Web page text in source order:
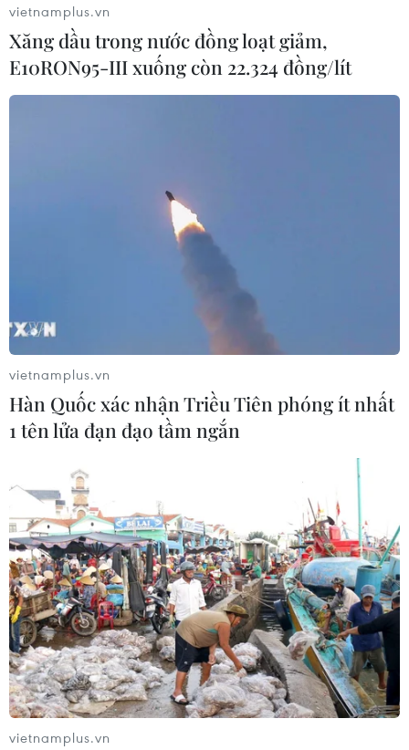
TIN CÙNG CHUYÊN MỤC
Cà Mau hợp nhất 4 trường cao đẳng,
tăng quy mô đào tạo nhân lực chất
vietnamplus.vn
Xăng dầu trong nước đồng loạt giảm,
E10RON95-III xuống còn 22.324 đồng/lít
vietnamplus.vn
Hàn Quốc xác nhận Triều Tiên phóng ít nhất
1 tên lửa đạn đạo tầm ngắn
vietnamplus.vn